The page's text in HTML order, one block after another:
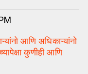
आणि अधिकाऱ्यांनो
कुणीही आणि